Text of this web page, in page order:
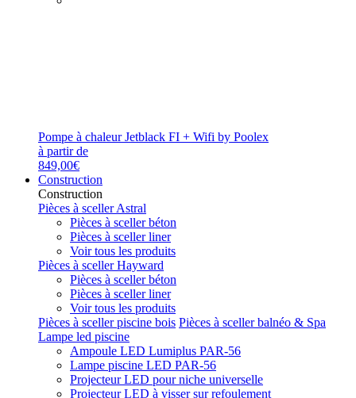
Pompe à chaleur Jetblack FI + Wifi by Poolex
à partir de
849,00€
Construction
Construction
Pièces à sceller Astral
Pièces à sceller béton
Pièces à sceller liner
Voir tous les produits
Pièces à sceller Hayward
Pièces à sceller béton
Pièces à sceller liner
Voir tous les produits
Pièces à sceller piscine bois Pièces à sceller balnéo & Spa
Lampe led piscine
Ampoule LED Lumiplus PAR-56
Lampe piscine LED PAR-56
Projecteur LED pour niche universelle
Projecteur LED à visser sur refoulement